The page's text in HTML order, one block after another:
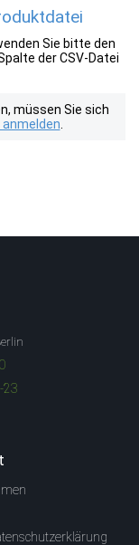
Sie bitte den
der CSV-Datei
müssen Sie sich
23